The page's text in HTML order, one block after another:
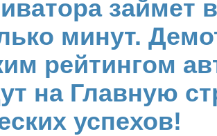
займет
минут.
рейтингом
на Главную
успехов!